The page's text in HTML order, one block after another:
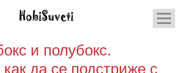
и полубокс.
как да се подстриже с